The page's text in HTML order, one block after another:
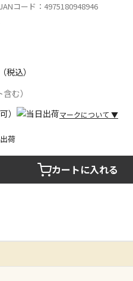
コード：4975180948946
（税込）
む）
マークについて ▼
を選択できる商品です
で受取ができる商品です（宅配便で
荷
カートに入れる